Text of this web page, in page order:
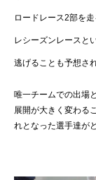
ロードレース2部を
レシーズンレースと
逃げることも予想され
唯一チームでの出場
展開が大きく変わる
れとなった選手達が